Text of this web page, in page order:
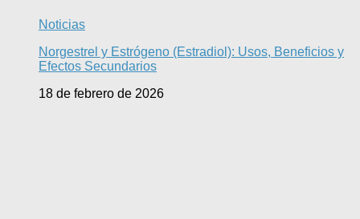
Noticias
Norgestrel y Estrógeno (Estradiol): Usos, Beneficios y
Efectos Secundarios
18 de febrero de 2026